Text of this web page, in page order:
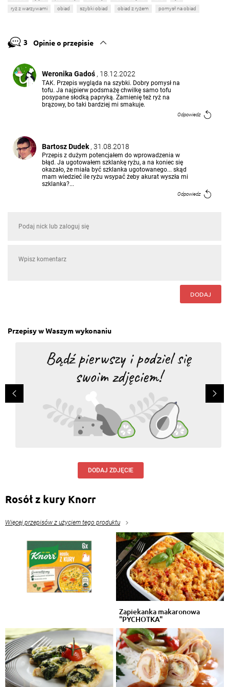
ryż z warzywami
obiad szybki obiad obiad z ryżem pomysł na obiad
3 Opinie o przepisie
Weronika Gadoś , 18.12.2022
TAK. Przepis wygląda na szybki. Dobry pomysł na
tofu. Ja najpierw podsmażę chwilkę samo tofu
posypane słodką papryką. Zamienię też ryż na
brązowy, bo taki bardziej mi smakuje.
Odpowiedz
Bartosz Dudek , 31.08.2018
Przepis z dużym potencjałem do wprowadzenia w
błąd. Ja ugotowałem szklankę ryżu, a na koniec się
okazało, że miała być szklanka ugotowanego... skąd
mam wiedzieć ile ryżu wsypać żeby akurat wyszła mi
szklanka?...
Odpowiedz
DODAJ
Przepisy w Waszym wykonaniu
DODAJ ZDJĘCIE
Rosół z kury Knorr
Więcej przepisów z użyciem tego produktu
Zapiekanka makaronowa
"PYCHOTKA"